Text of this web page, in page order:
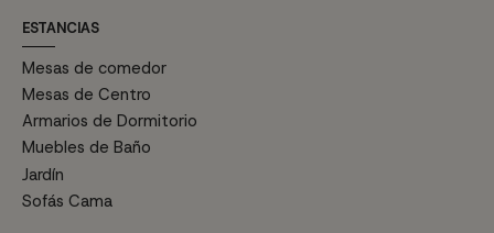
ESTANCIAS
Mesas de comedor
Mesas de Centro
Armarios de Dormitorio
Muebles de Baño
Jardín
Sofás Cama